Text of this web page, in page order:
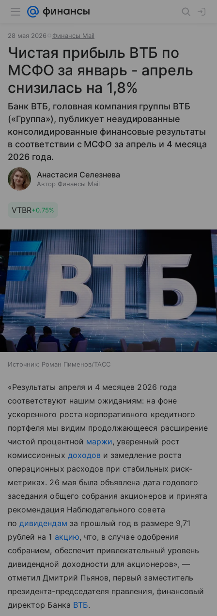
28 мая 2026 Финансы Mail
Чистая прибыль ВТБ по
МСФО за январь - апрель
снизилась на 1,8%
Банк ВТБ, головная компания группы ВТБ
(«Группа»), публикует неаудированные
консолидированные финансовые результаты
в соответствии с МСФО за апрель и 4 месяца
2026 года.
Анастасия Селезнева
Автор Финансы Mail
VTBR+0.75%
Источник: Роман Пименов/ТАСС
«Результаты апреля и 4 месяцев 2026 года
соответствуют нашим ожиданиям: на фоне
ускоренного роста корпоративного кредитного
портфеля мы видим продолжающееся расширение
чистой процентной маржи, уверенный рост
комиссионных доходов и замедление роста
операционных расходов при стабильных риск-
метриках. 26 мая была объявлена дата годового
заседания общего собрания акционеров и принята
рекомендация Наблюдательного совета
подивидендам за прошлый год в размере 9,71
рублей на 1 акцию, что, в случае одобрения
собранием, обеспечит привлекательный уровень
дивидендной доходности для акционеров», —
отметил Дмитрий Пьянов, первый заместитель
президента-председателя правления, финансовый
директор Банка ВТБ.